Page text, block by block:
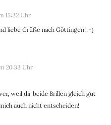
15:32 Uhr
liebe Grüße nach Göttingen! :-)
20:33 Uhr
weil dir beide Brillen gleich gut
auch nicht entscheiden!